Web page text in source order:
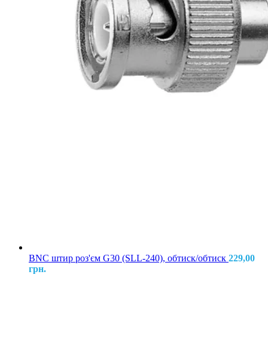
BNC штир роз'єм G30 (SLL-240), обтиск/обтиск 229,00
грн.